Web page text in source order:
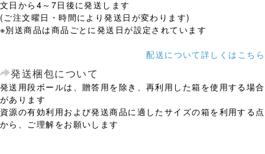
文日から4～7日後に発送します
(ご注文曜日・時間により発送日が変わります)
※別送商品は商品ごとに発送日が設定されています
配送について詳しくはこちら
発送梱包について
発送用段ボールは、贈答用を除き、再利用した箱を使用する場合
があります
資源の有効利用および発送商品に適したサイズの箱を利用する点
から、ご理解をお願いします